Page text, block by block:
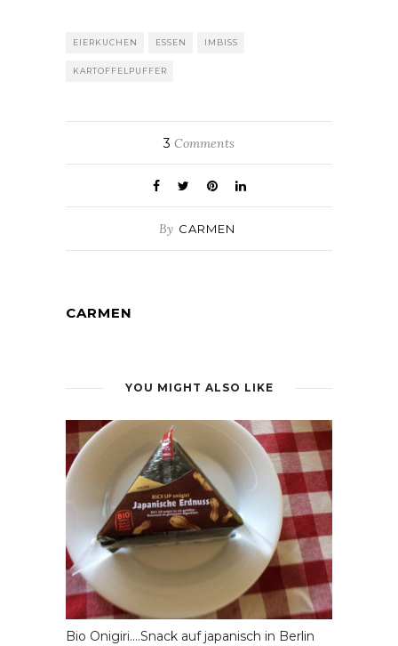
EIERKUCHEN ESSEN IMBISS
KARTOFFELPUFFER
3 Comments
By CARMEN
CARMEN
YOU MIGHT ALSO LIKE
Bio Onigiri….Snack auf japanisch in Berlin